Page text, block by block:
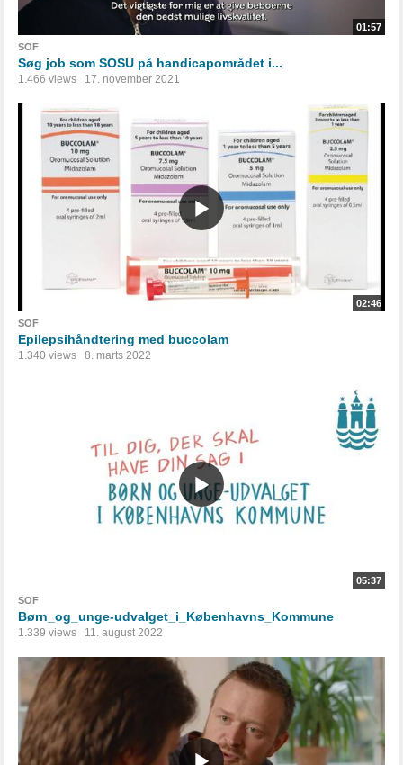
01:57
SOF
Søg job som SOSU på handicapområdet i...
1.466 views 17. november 2021
02:46
SOF
Epilepsihåndtering med buccolam
1.340 views 8. marts 2022
05:37
SOF
Børn_og_unge-udvalget_i_Københavns_Kommune
1.339 views 11. august 2022